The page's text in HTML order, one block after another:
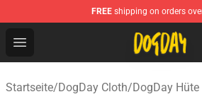
FREE shipping on orders
Open menu
DogDay Store - Official DogDay
Startseite/DogDay Cloth/DogDay Hüte